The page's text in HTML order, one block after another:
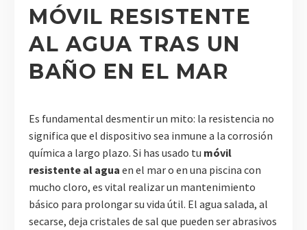
MÓVIL RESISTENTE
AL AGUA TRAS UN
BAÑO EN EL MAR
Es fundamental desmentir un mito: la resistencia no
significa que el dispositivo sea inmune a la corrosión
química a largo plazo. Si has usado tu móvil
resistente al agua en el mar o en una piscina con
mucho cloro, es vital realizar un mantenimiento
básico para prolongar su vida útil. El agua salada, al
secarse, deja cristales de sal que pueden ser abrasivos